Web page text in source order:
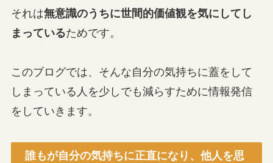
それは無意識のうちに世間的価値観を気にしてし
まっているためです。
このブログでは、そんな自分の気持ちに蓋をして
しまっている人を少しでも減らすために情報発信
をしていきます。
誰もが自分の気持ちに正直になり、他人を思